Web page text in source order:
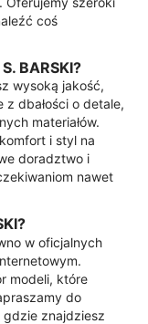
coś
BARSKI?
wysoką jakość,
z dbałości o detale,
materiałów.
i styl na
doradztwo i
nawet
w oficjalnych
modeli, które
do
znajdziesz